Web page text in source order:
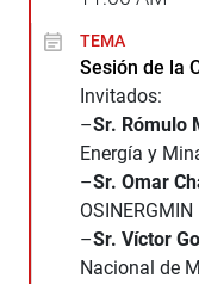
TEMA
Sesión de la
Invitados:
–Sr. Rómulo
Energía y
–Sr. Omar
OSINERGMIN
–Sr. Víctor
Nacional de